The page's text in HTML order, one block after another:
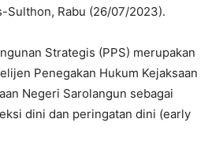
Sulthon, Rabu (26/07/2023).
Strategis (PPS) merupakan
Penegakan Hukum Kejaksaan
Negeri Sarolangun sebagai
dini dan peringatan dini (early